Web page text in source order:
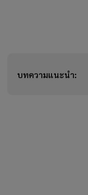
บทความแนะนำ: